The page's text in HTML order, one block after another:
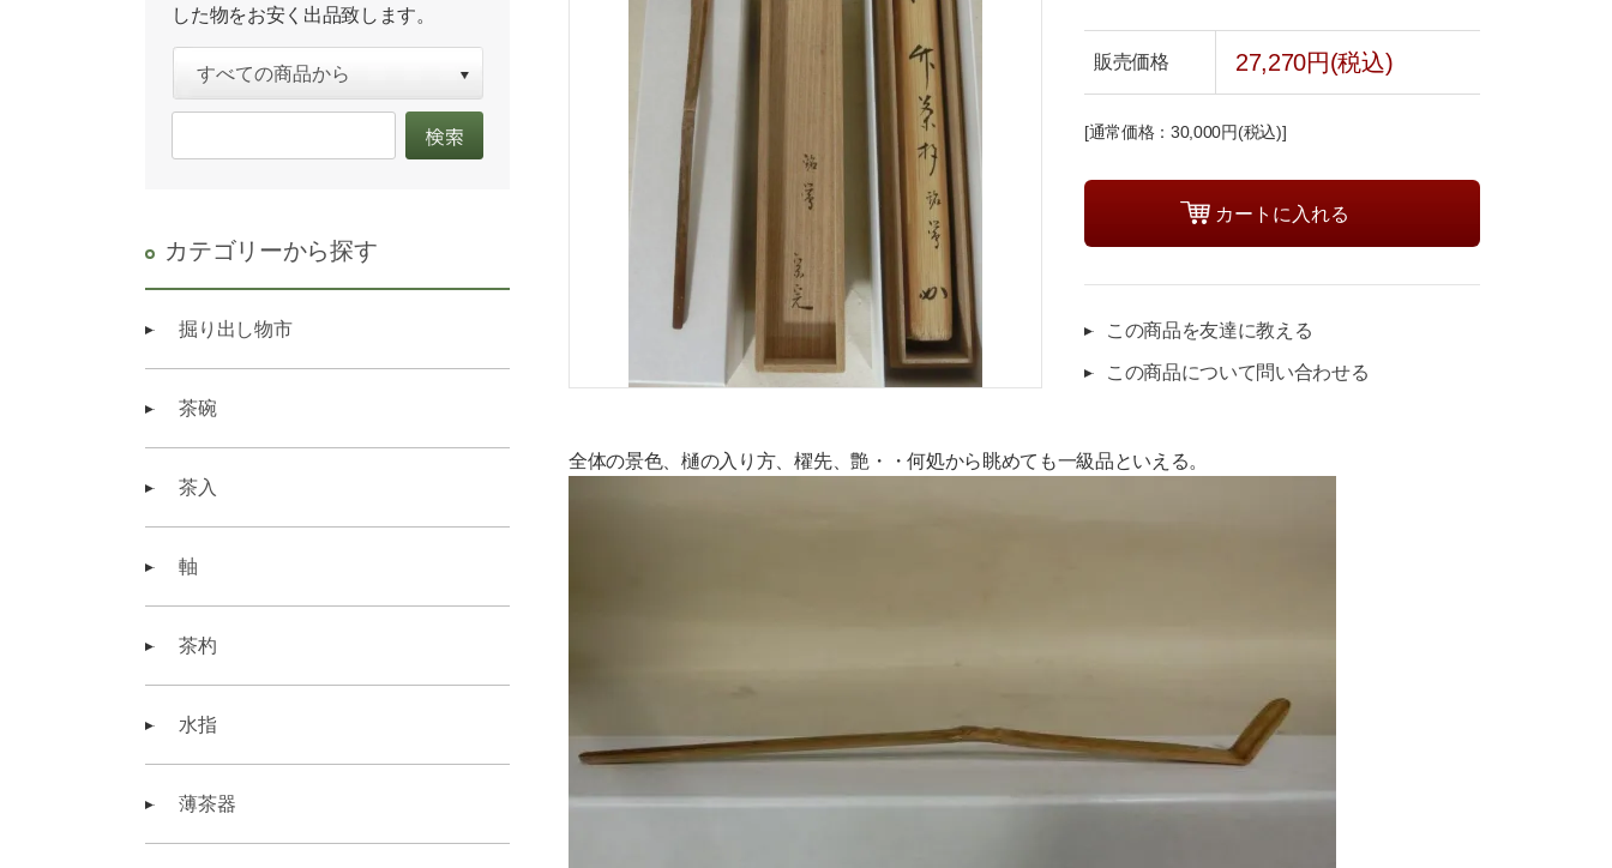
販売価格 27,270円(税込)
[通常価格：30,000円(税込)]
この商品を友達に教える
この商品について問い合わせる
全体の景色、樋の入り方、櫂先、艶・・何処から眺めても一級品といえる。
した物をお安く出品致します。
カテゴリーから探す
掘り出し物市
茶碗
茶入
軸
茶杓
水指
薄茶器